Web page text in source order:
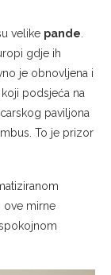
velike pande
gdje ih
je obnovljena i
podsjeća na
paviljona
To je prizor
ove mirne